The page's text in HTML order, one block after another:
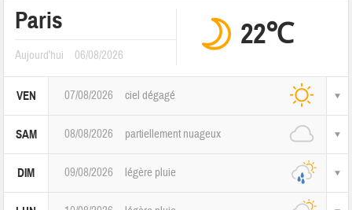
Paris
Aujourd'hui 06/08/2026
22℃
VEN 07/08/2026 ciel dégagé
SAM 08/08/2026 partiellement nuageux
DIM 09/08/2026 légère pluie